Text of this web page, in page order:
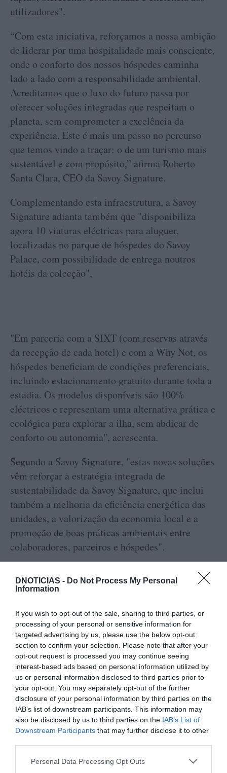
DNOTICIAS - Do Not Process My Personal
Information
If you wish to opt-out of the sale, sharing to third parties, or
processing of your personal or sensitive information for
targeted advertising by us, please use the below opt-out
section to confirm your selection. Please note that after your
opt-out request is processed you may continue seeing
interest-based ads based on personal information utilized by
us or personal information disclosed to third parties prior to
your opt-out. You may separately opt-out of the further
disclosure of your personal information by third parties on the
IAB’s list of downstream participants. This information may
also be disclosed by us to third parties on the IAB’s List of
Downstream Participants that may further disclose it to other
Please note that this website/app uses one or more Google
Personal Data Processing Opt Outs
utilizadores".
“Com esta iniciativa, reforçamos a nossa ambição
de liderar por uma hospitalidade mais consciente,
onde o conforto dos nossos hóspedes caminha
lado a lado com a responsabilidade ambiental.
Acreditamos que o luxo do futuro passa por
oferecer soluções integradas que respeitam o
planeta, sem comprometer a excelência da
experiência. Este é mais um passo no percurso
que temos vindo a traçar: o de um turismo mais
sustentável e com propósito,” afirma Roberto
Santa Clara, CEO da Savoy Signature.
Complementando esta infraestrutura, a Savoy
Signature adianta também que "disponibiliza
agora 10 viaturas eléctricas para aluguer,
localizadas no parque de hóspedes do Savoy
Palace, com possibilidade de entrega noutros
hotéis da colecção",
"Em parceria com a SIXT (com reservas através
da recepção de cada hotel) e com a Why Not, os
hóspedes beneficiam de condições preferenciais,
incluindo estacionamento gratuito durante toda a
estadia. Os modelos disponíveis são 100%
eléctricos e representam uma alternativa prática e
ecológica para explorar a ilha, sem abdicar de
conforto ou autonomia", acrescenta.
Segundo a Savoy Signature, "estas novas soluções
vêm reforçar a estratégia integrada de
sustentabilidade da Savoy Signature, que inclui
também a melhoria da eficiência energética das
unidades, a valorização da economia local e a
promoção de boas práticas ambientais entre
colaboradores, parceiros e hóspedes".
E concluiu: "Para a marca, a sustentabilidade não
é uma tendência — é um princípio transversal a
medidas, a Savoy Signature reafirma o seu papel
como agente activo na transição para um turismo
mais responsável".
TURISMO SAVOY SIGNATURE
0 Comentários
Últimas